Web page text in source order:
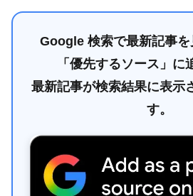
Google 検索で最新記事を
「優先するソース」に
最新記事が検索結果に表示
す。